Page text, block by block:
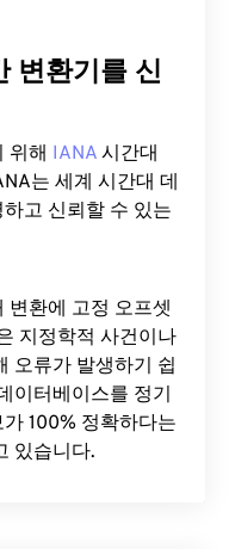
변환기를 신
위해 IANA 시간대
는 세계 시간대 데
고 신뢰할 수 있는
변환에 ​​고정 오프셋
지정학적 사건이나
오류가 발생하기 쉽
이터베이스를 정기
100% 정확하다는
있습니다.